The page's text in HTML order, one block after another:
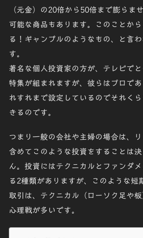
（元金）の20倍から50倍まで膨らま
可能な商品もあります。このことか
る！ギャンブルのようなもの、と言
す。
著名な個人投資家の方が、テレビで
特集が組まれますが、彼らはプロで
れすれまで設定しているのでそれく
きるのです。
つまり一般の会社や主婦の場合は、
含めてこのような投資をすることは
ん 。投資にはテクニカルとファンダ
る2種類がありますが、このような短
取引は、テクニカル（ローソク足や
心理戦が多いです。